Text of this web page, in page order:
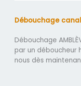
Débouchage
Débouchage
par un déboucheur
nous dès